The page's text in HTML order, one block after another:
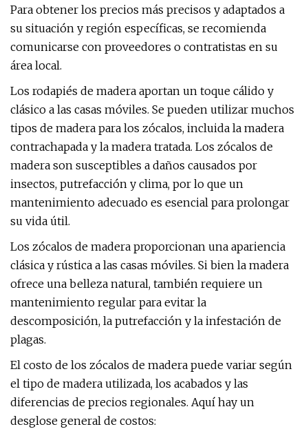
Para obtener los precios más precisos y adaptados a
su situación y región específicas, se recomienda
comunicarse con proveedores o contratistas en su
área local.
Los rodapiés de madera aportan un toque cálido y
clásico a las casas móviles. Se pueden utilizar muchos
tipos de madera para los zócalos, incluida la madera
contrachapada y la madera tratada. Los zócalos de
madera son susceptibles a daños causados ​​por
insectos, putrefacción y clima, por lo que un
mantenimiento adecuado es esencial para prolongar
su vida útil.
Los zócalos de madera proporcionan una apariencia
clásica y rústica a las casas móviles. Si bien la madera
ofrece una belleza natural, también requiere un
mantenimiento regular para evitar la
descomposición, la putrefacción y la infestación de
plagas.
El costo de los zócalos de madera puede variar según
el tipo de madera utilizada, los acabados y las
diferencias de precios regionales. Aquí hay un
desglose general de costos: